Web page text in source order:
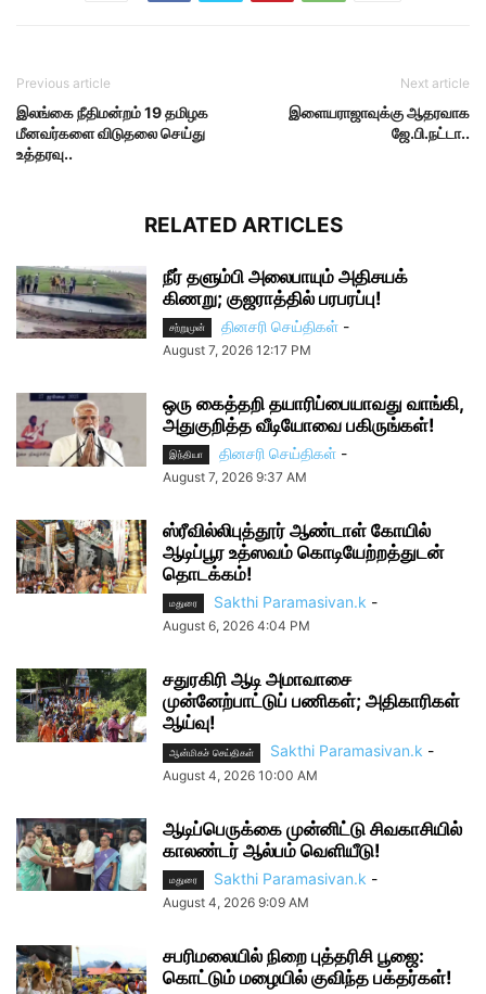
Previous article
இலங்கை நீதிமன்றம் 19 தமிழக
மீனவர்களை விடுதலை செய்து
உத்தரவு..
Next article
இளையராஜாவுக்கு ஆதரவாக
ஜே.பி.நட்டா..
RELATED ARTICLES
நீர் தளும்பி அலைபாயும் அதிசயக்
கிணறு; குஜராத்தில் பரபரப்பு!
சற்றுமுன் தினசரி செய்திகள் -
August 7, 2026 12:17 PM
ஒரு கைத்தறி தயாரிப்பையாவது வாங்கி,
அதுகுறித்த வீடியோவை பகிருங்கள்!
இந்தியா தினசரி செய்திகள் -
August 7, 2026 9:37 AM
ஸ்ரீவில்லிபுத்தூர் ஆண்டாள் கோயில்
ஆடிப்பூர உத்ஸவம் கொடியேற்றத்துடன்
தொடக்கம்!
மதுரை Sakthi Paramasivan.k -
August 6, 2026 4:04 PM
சதுரகிரி ஆடி அமாவாசை
முன்னேற்பாட்டுப் பணிகள்; அதிகாரிகள்
ஆய்வு!
ஆன்மிகச் செய்திகள் Sakthi Paramasivan.k -
August 4, 2026 10:00 AM
ஆடிப்பெருக்கை முன்னிட்டு சிவகாசியில்
காலண்டர் ஆல்பம் வெளியீடு!
மதுரை Sakthi Paramasivan.k -
August 4, 2026 9:09 AM
சபரிமலையில் நிறை புத்தரிசி பூஜை:
கொட்டும் மழையில் குவிந்த பக்தர்கள்!